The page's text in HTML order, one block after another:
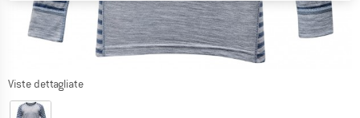
Viste dettagliate